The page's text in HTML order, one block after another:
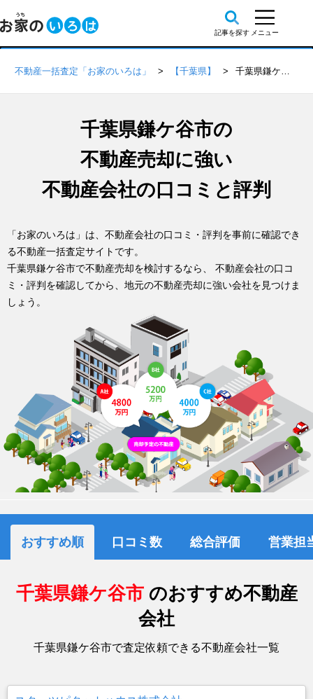
不動産一括査定「お家のいろは」 【千葉県】 千葉県鎌ケ谷市の不動産会社 口コミ・評判一覧
千葉県鎌ケ谷市の
不動産売却に強い
不動産会社の口コミと評判
「お家のいろは」は、不動産会社の口コミ・評判を事前に確認でき
る不動産一括査定サイトです。
千葉県鎌ケ谷市で不動産売却を検討するなら、 不動産会社の口コ
ミ・評判を確認してから、地元の不動産売却に強い会社を見つけま
しょう。
おすすめ順 口コミ数 総合評価 営業担
千葉県鎌ケ谷市 のおすすめ不動産
会社
千葉県鎌ケ谷市で査定依頼できる不動産会社一覧